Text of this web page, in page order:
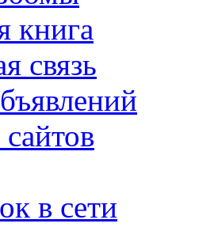
книга
связь
в сети